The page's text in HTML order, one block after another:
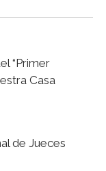
“Primer
Casa
de Jueces